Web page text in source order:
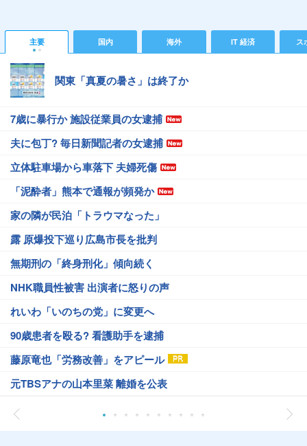
主要 国内 海外 IT 経済 ス
関東「真夏の暑さ」は終了か
7歳に暴行か 施設従業員の女逮捕
夫に包丁? 毎日新聞記者の女逮捕
立体駐車場から車落下 夫婦死傷
「泥酔者」熊本で通報が頻発か
家の隣が民泊「トラウマなった」
露 原爆投下巡り広島市長を批判
無期刑の「終身刑化」傾向続く
NHK職員性被害 出演者に怒りの声
れいわ「いのちの党」に変更へ
90歳患者を殴る? 看護助手を逮捕
藤原竜也「労務改善」をアピール
元TBSアナの山本里菜 離婚を公表